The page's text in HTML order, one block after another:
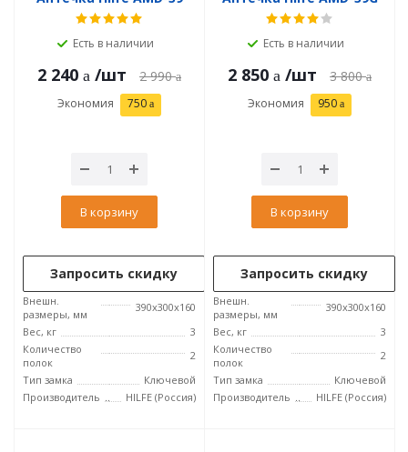
Есть в наличии
2 240 /шт 2 990
Экономия 750
В корзину
Запросить скидку
Внешн.
размеры, мм
390x300x160
Вес, кг
3
Количество
полок
2
Тип замка
Ключевой
Производитель
HILFE (Россия)
Есть в наличии
2 850 /шт 3 800
Экономия 950
В корзину
Запросить скидку
Внешн.
размеры, мм
390x300x160
Вес, кг
3
Количество
полок
2
Тип замка
Ключевой
Производитель
HILFE (Россия)